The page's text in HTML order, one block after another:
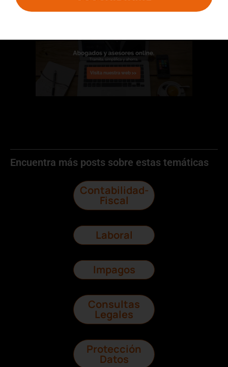
disposición para cualquier cuestión que
Encuentra más posts sobre estas temáticas
Contabilidad-
Fiscal
Laboral
Impagos
Consultas
Legales
Protección
Datos